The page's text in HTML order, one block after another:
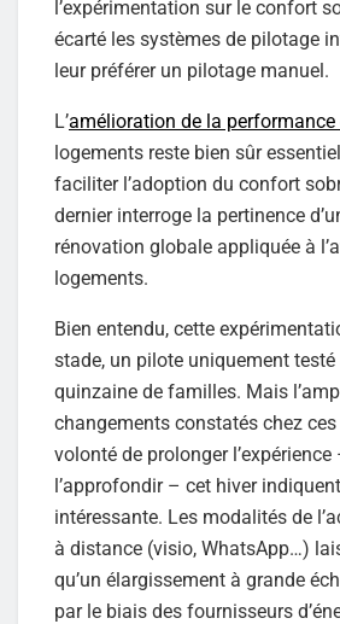
l’expérimentation sur le confort
écarté les systèmes de pilotage
leur préférer un pilotage manuel.
L’amélioration de la performance
logements reste bien sûr
faciliter l’adoption du confort
dernier interroge la pertinence
rénovation globale appliquée à
logements.
Bien entendu, cette
stade, un pilote uniquement testé
quinzaine de familles. Mais
changements constatés chez
volonté de prolonger l’expérience
l’approfondir – cet hiver
intéressante. Les modalités de
à distance (visio, WhatsApp…)
qu’un élargissement à grande
par le biais des fournisseurs